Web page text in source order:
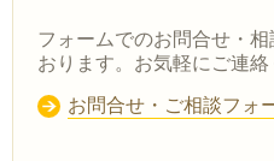
フォームでのお問合せ・
おります。お気軽にご連絡
お問合せ・ご相談フォ